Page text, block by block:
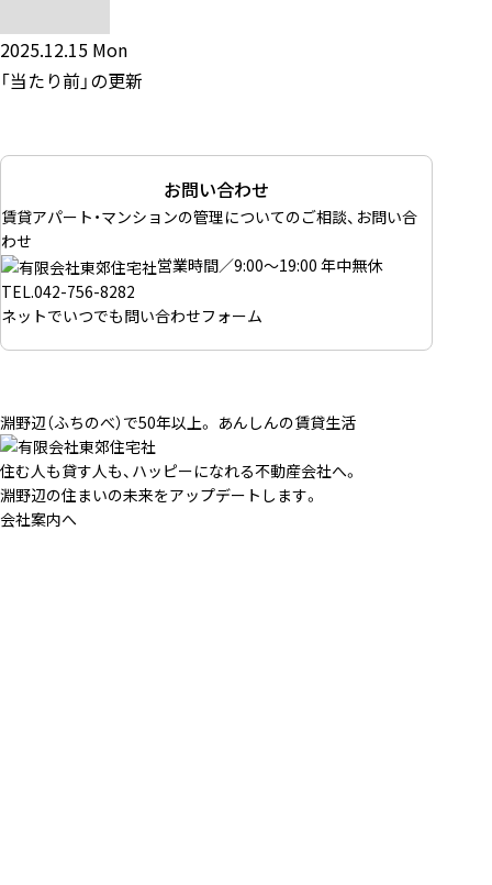
2025.12.15 Mon
「当たり前」の更新
お問い合わせ
賃貸アパート・マンションの管理についてのご相談、お問い合
わせ
営業時間／9:00～19:00 年中無休
TEL.042-756-8282
ネットでいつでも問い合わせフォーム
淵野辺（ふちのべ）で50年以上。 あんしんの賃貸生活
住む人も貸す人も、ハッピーになれる不動産会社へ。
淵野辺の住まいの未来をアップデートします。
会社案内へ